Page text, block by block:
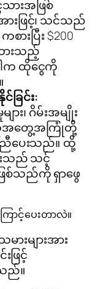
ားအဖြစ်
းဖြင့်၊ သင်သည်
ားပြီး $200
ားသည့်
ါက ထိုငွေကို
ြင်း:
ား၊ ဂိမ်းအမျိုး
သူအတွေ့အကြုံတို့
ပေးသည်။ ထို့
းသည် သင့်
သည်ကို ရှာဖွေ
ောင့်ပေးတာလဲ။
ားများအား
ဖြင့်
သည်။